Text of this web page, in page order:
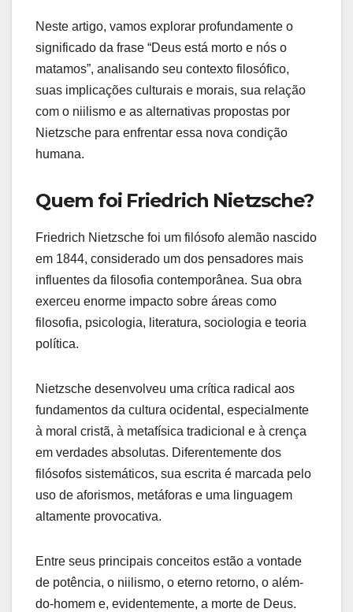
Neste artigo, vamos explorar profundamente o
significado da frase “Deus está morto e nós o
matamos”, analisando seu contexto filosófico,
suas implicações culturais e morais, sua relação
com o niilismo e as alternativas propostas por
Nietzsche para enfrentar essa nova condição
humana.
Quem foi Friedrich Nietzsche?
Friedrich Nietzsche foi um filósofo alemão nascido
em 1844, considerado um dos pensadores mais
influentes da filosofia contemporânea. Sua obra
exerceu enorme impacto sobre áreas como
filosofia, psicologia, literatura, sociologia e teoria
política.
Nietzsche desenvolveu uma crítica radical aos
fundamentos da cultura ocidental, especialmente
à moral cristã, à metafísica tradicional e à crença
em verdades absolutas. Diferentemente dos
filósofos sistemáticos, sua escrita é marcada pelo
uso de aforismos, metáforas e uma linguagem
altamente provocativa.
Entre seus principais conceitos estão a vontade
de potência, o niilismo, o eterno retorno, o além-
do-homem e, evidentemente, a morte de Deus.